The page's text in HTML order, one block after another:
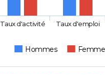
Hommes
Taux d'activité Taux d'emploi